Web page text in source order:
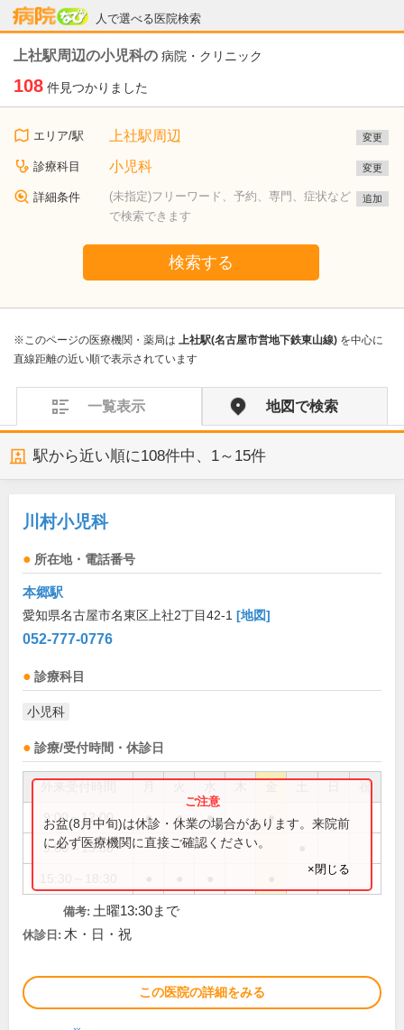
人で選べる医院検索
病院なび
上社駅周辺の小児科の 病院・クリニック
108 件見つかりました
エリア/駅 上社駅周辺 変更
診療科目 小児科 変更
詳細条件
(未指定)フリーワード、予約、専門、症状など
で検索できます
追加
検索する
※このページの医療機関・薬局は 上社駅(名古屋市営地下鉄東山線) を中心に
直線距離の近い順で表示されています
一覧表示 地図で検索
駅から近い順に108件中、 1～15件
川村小児科
所在地・電話番号
本郷駅
愛知県名古屋市名東区上社2丁目42-1 [地図]
052-777-0776
診療科目
小児科
診療/受付時間・休診日
祝
9:00～12:00 ● ● ● ●
9:00～13:30
お盆(8月中旬)は休診・休業の場合があります。来院前
に必ず医療機関に直接ご確認ください。
×閉じる
備考: 土曜13:30まで
休診日: 木・日・祝
この医院の詳細をみる